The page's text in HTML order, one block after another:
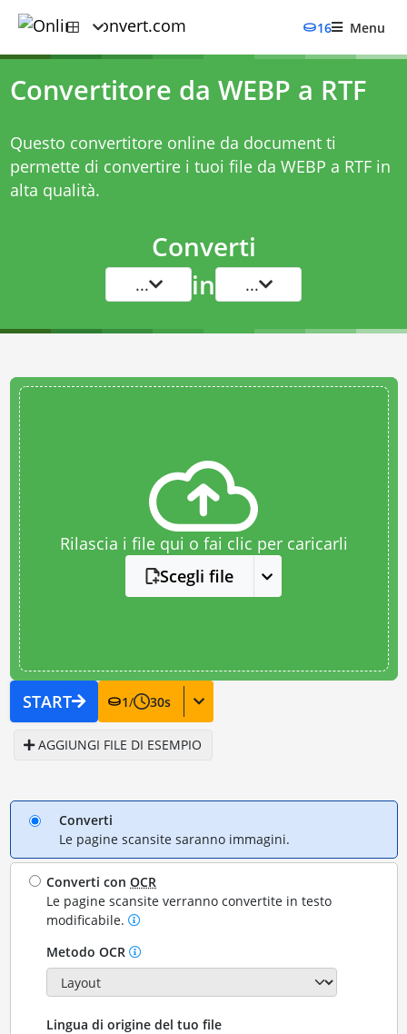
16 Menu
Convertitore da WEBP a RTF
Questo convertitore online da document ti
permette di convertire i tuoi file da WEBP a RTF in
alta qualità.
Converti
... in ...
Rilascia i file qui o fai clic per caricarli
Scegli file
START 1/ 30s
AGGIUNGI FILE DI ESEMPIO
Converti
Le pagine scansite saranno immagini.
Converti conOCR
Le pagine scansite verranno convertite in testo
modificabile.
Metodo OCR
Lingua di origine del tuo file